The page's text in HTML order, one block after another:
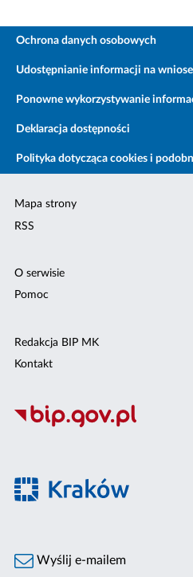
Ochrona danych osobowych
Udostępnianie informacji na
Ponowne wykorzystywanie
Deklaracja dostępności
Polityka dotycząca cookies i
Mapa strony
RSS
O serwisie
Pomoc
Redakcja BIP MK
Kontakt
Wyślij e-mailem